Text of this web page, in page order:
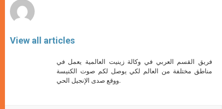
View all articles
فريق القسم العربي في وكالة زينيت العالمية يعمل في
مناطق مختلفة من العالم لكي يوصل لكم صوت الكنيسة
ووقع صدى الإنجيل الحي.